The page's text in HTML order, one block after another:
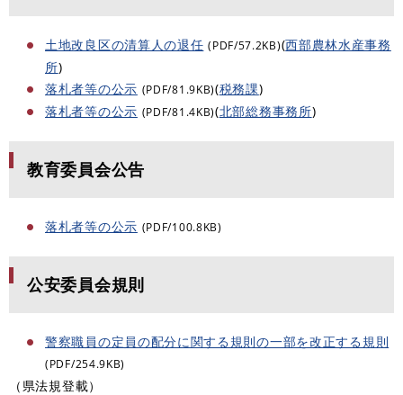
土地改良区の清算人の退任 (PDF/57.2KB)(西部農林水産事務
所)
落札者等の公示 (PDF/81.9KB)(税務課)
落札者等の公示 (PDF/81.4KB)(北部総務事務所)
教育委員会公告
落札者等の公示 (PDF/100.8KB)
公安委員会規則
警察職員の定員の配分に関する規則の一部を改正する規則
(PDF/254.9KB)
（県法規登載）